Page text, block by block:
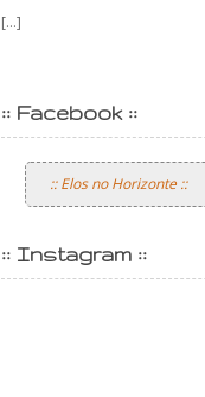
[...]
:: Facebook ::
:: Elos no Horizonte ::
:: Instagram ::